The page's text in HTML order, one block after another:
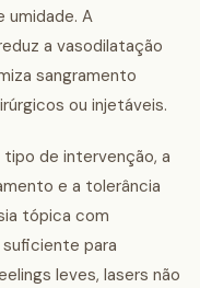
umidade. A
a vasodilatação
sangramento
ou injetáveis.
de intervenção, a
e a tolerância
tópica com
para
leves, lasers não